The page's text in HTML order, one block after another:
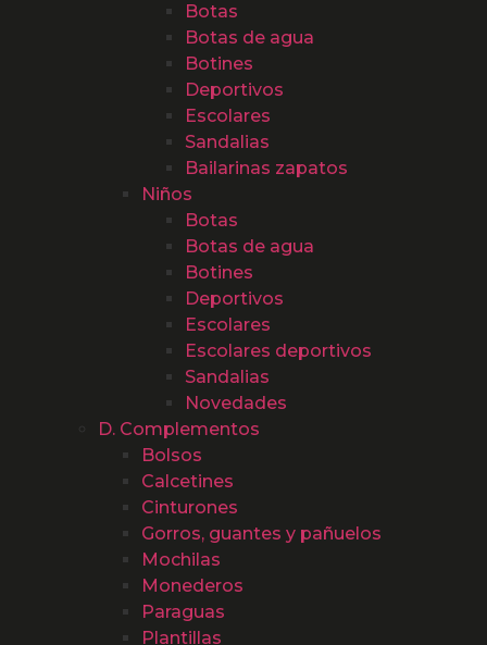
Botas
Botas de agua
Botines
Deportivos
Escolares
Sandalias
Bailarinas zapatos
Niños
Botas
Botas de agua
Botines
Deportivos
Escolares
Escolares deportivos
Sandalias
Novedades
D. Complementos
Bolsos
Calcetines
Cinturones
Gorros, guantes y pañuelos
Mochilas
Monederos
Paraguas
Plantillas